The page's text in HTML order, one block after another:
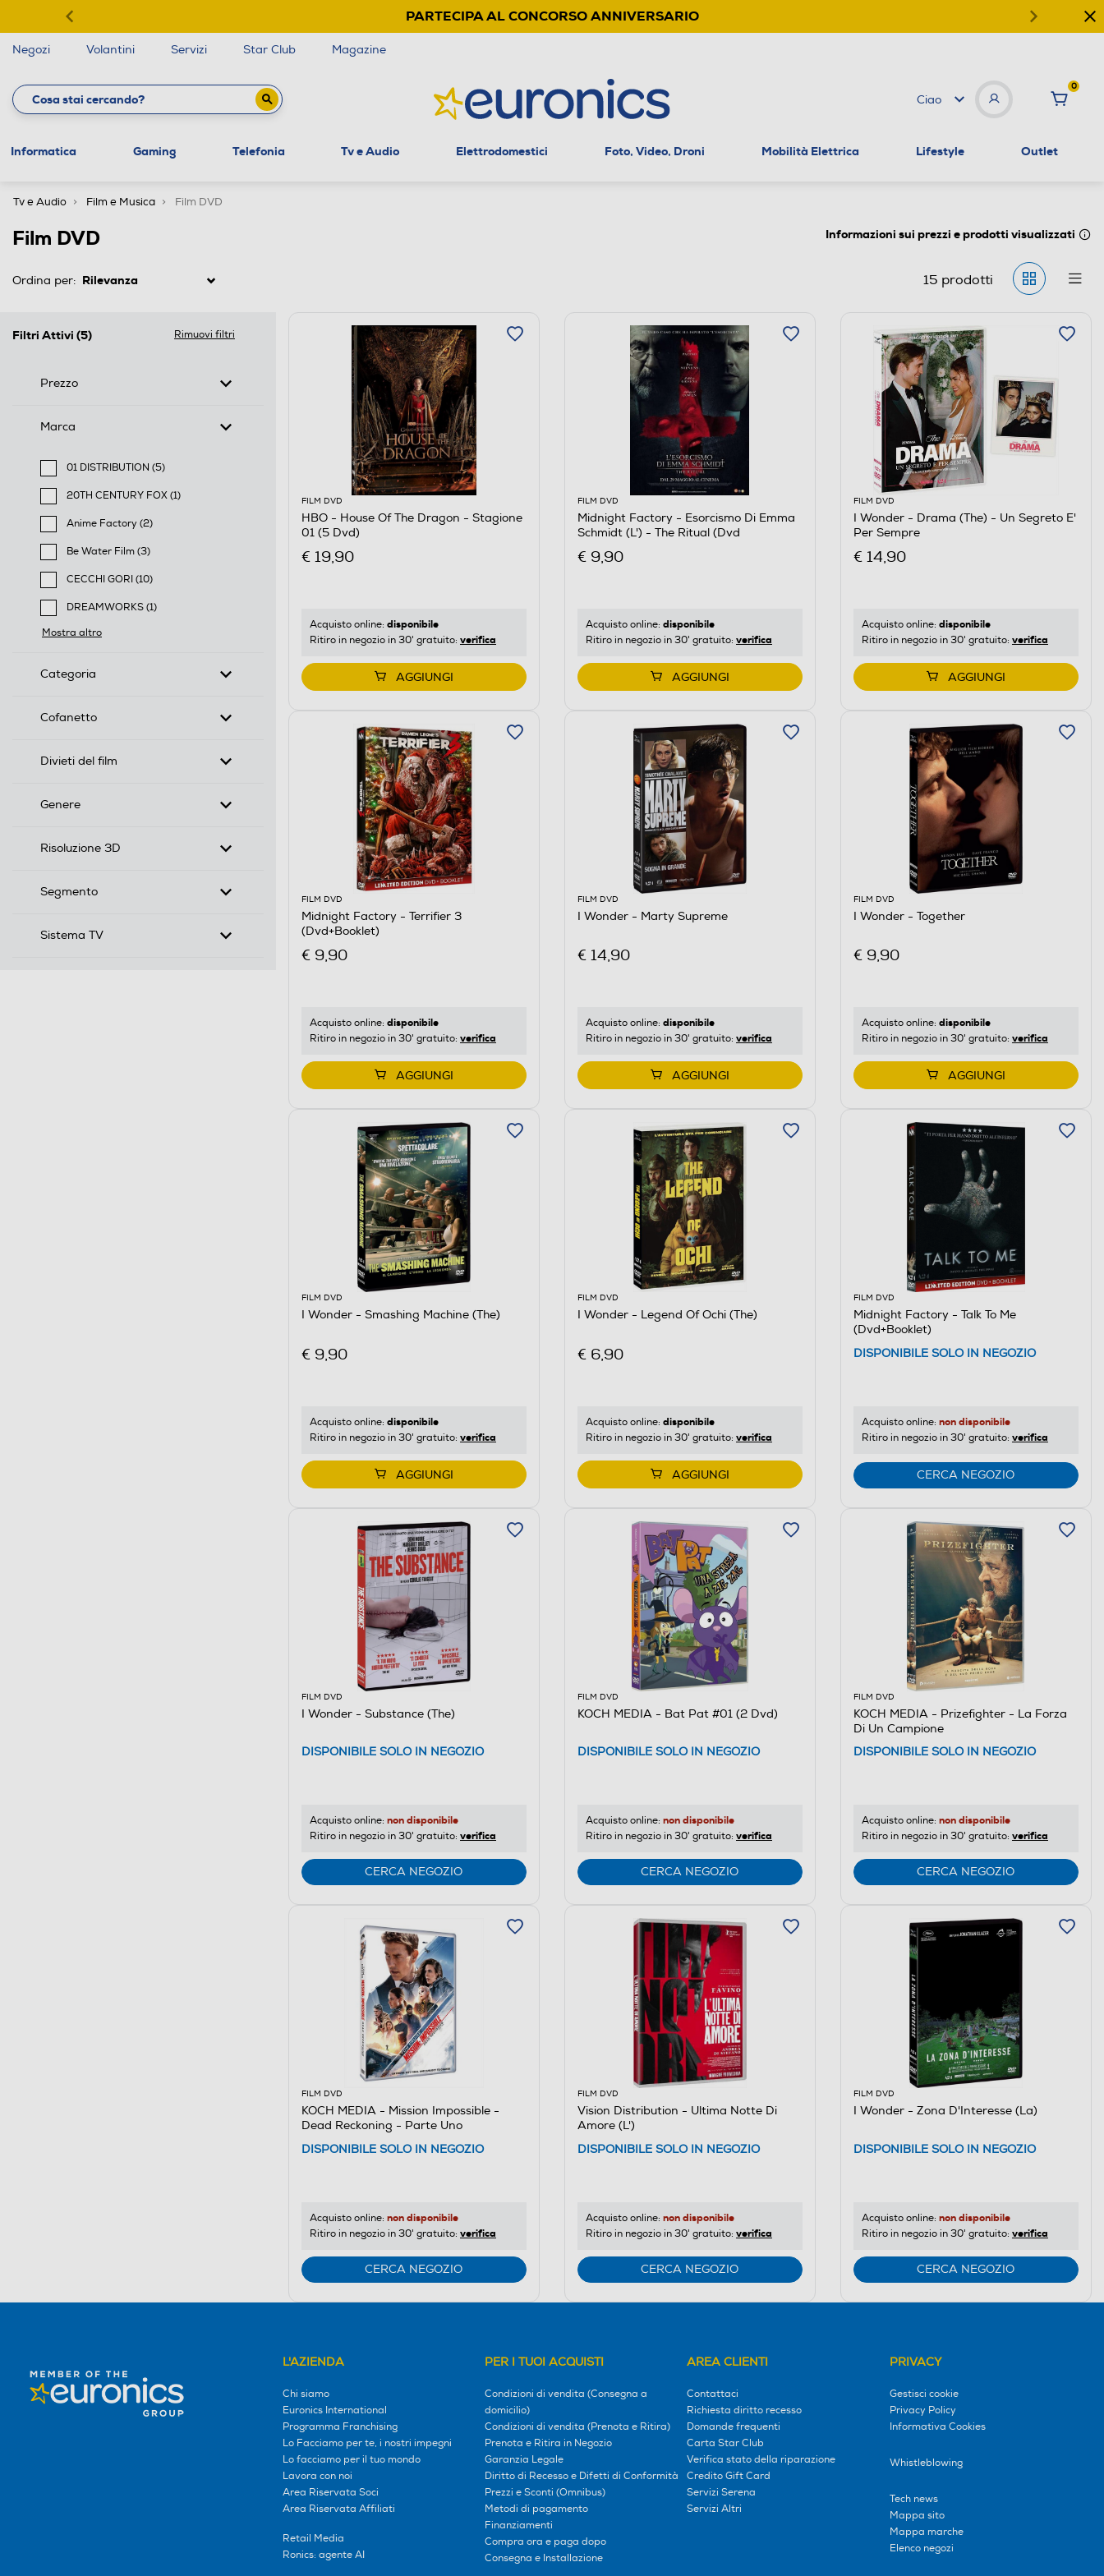
PARTECIPA AL CONCORSO ANNIVERSARIO
Negozi Volantini Servizi Star Club Magazine
Ciao
0
Informatica Gaming Telefonia Tv e Audio Elettrodomestici Foto, Video, Droni Mobilità Elettrica Lifestyle Outlet
Tv e Audio Film e Musica Film DVD
Film DVD Informazioni sui prezzi e prodotti visualizzati
Ordina per: 15 prodotti
Filtri Attivi (5) Rimuovi filtri
Prezzo
Marca
01 DISTRIBUTION (5)
Filtra per Marca: 01 DISTRIBUTION
20TH CENTURY FOX (1)
Filtra per Marca: 20TH CENTURY FOX
Anime Factory (2)
Filtra per Marca: Anime Factory
Be Water Film (3)
Filtra per Marca: Be Water Film
CECCHI GORI (10)
Filtra per Marca: CECCHI GORI
DREAMWORKS (1)
Filtra per Marca: DREAMWORKS
Mostra altro
Categoria
Cofanetto
Divieti del film
Genere
Risoluzione 3D
Segmento
Sistema TV
FILM DVD
HBO - House Of The Dragon - Stagione
01 (5 Dvd)
€ 19,90
Acquisto online: disponibile
Ritiro in negozio in 30' gratuito: verifica
AGGIUNGI
FILM DVD
Midnight Factory - Esorcismo Di Emma
Schmidt (L') - The Ritual (Dvd
€ 9,90
Acquisto online: disponibile
Ritiro in negozio in 30' gratuito: verifica
AGGIUNGI
FILM DVD
I Wonder - Drama (The) - Un Segreto E'
Per Sempre
€ 14,90
Acquisto online: disponibile
Ritiro in negozio in 30' gratuito: verifica
AGGIUNGI
FILM DVD
Midnight Factory - Terrifier 3
(Dvd+Booklet)
€ 9,90
Acquisto online: disponibile
Ritiro in negozio in 30' gratuito: verifica
AGGIUNGI
FILM DVD
I Wonder - Marty Supreme
€ 14,90
Acquisto online: disponibile
Ritiro in negozio in 30' gratuito: verifica
AGGIUNGI
FILM DVD
I Wonder - Together
€ 9,90
Acquisto online: disponibile
Ritiro in negozio in 30' gratuito: verifica
AGGIUNGI
FILM DVD
I Wonder - Smashing Machine (The)
€ 9,90
Acquisto online: disponibile
Ritiro in negozio in 30' gratuito: verifica
AGGIUNGI
FILM DVD
I Wonder - Legend Of Ochi (The)
€ 6,90
Acquisto online: disponibile
Ritiro in negozio in 30' gratuito: verifica
AGGIUNGI
FILM DVD
Midnight Factory - Talk To Me
(Dvd+Booklet)
DISPONIBILE SOLO IN NEGOZIO
Acquisto online: non disponibile
Ritiro in negozio in 30' gratuito: verifica
CERCA NEGOZIO
FILM DVD
I Wonder - Substance (The)
DISPONIBILE SOLO IN NEGOZIO
Acquisto online: non disponibile
Ritiro in negozio in 30' gratuito: verifica
CERCA NEGOZIO
FILM DVD
KOCH MEDIA - Bat Pat #01 (2 Dvd)
DISPONIBILE SOLO IN NEGOZIO
Acquisto online: non disponibile
Ritiro in negozio in 30' gratuito: verifica
CERCA NEGOZIO
FILM DVD
KOCH MEDIA - Prizefighter - La Forza
Di Un Campione
DISPONIBILE SOLO IN NEGOZIO
Acquisto online: non disponibile
Ritiro in negozio in 30' gratuito: verifica
CERCA NEGOZIO
FILM DVD
KOCH MEDIA - Mission Impossible -
Dead Reckoning - Parte Uno
DISPONIBILE SOLO IN NEGOZIO
Acquisto online: non disponibile
Ritiro in negozio in 30' gratuito: verifica
CERCA NEGOZIO
FILM DVD
Vision Distribution - Ultima Notte Di
Amore (L')
DISPONIBILE SOLO IN NEGOZIO
Acquisto online: non disponibile
Ritiro in negozio in 30' gratuito: verifica
CERCA NEGOZIO
FILM DVD
I Wonder - Zona D'Interesse (La)
DISPONIBILE SOLO IN NEGOZIO
Acquisto online: non disponibile
Ritiro in negozio in 30' gratuito: verifica
CERCA NEGOZIO
L'AZIENDA
Chi siamo
Euronics International
Programma Franchising
Lo Facciamo per te, i nostri impegni
Lo facciamo per il tuo mondo
Lavora con noi
Area Riservata Soci
Area Riservata Affiliati
Retail Media
Ronics: agente AI
PER I TUOI ACQUISTI
Condizioni di vendita (Consegna a
domicilio)
Condizioni di vendita (Prenota e Ritira)
Prenota e Ritira in Negozio
Garanzia Legale
Diritto di Recesso e Difetti di Conformità
Prezzi e Sconti (Omnibus)
Metodi di pagamento
Finanziamenti
Compra ora e paga dopo
Consegna e Installazione
AREA CLIENTI
Contattaci
Richiesta diritto recesso
Domande frequenti
Carta Star Club
Verifica stato della riparazione
Credito Gift Card
Servizi Serena
Servizi Altri
PRIVACY
Gestisci cookie
Privacy Policy
Informativa Cookies
Whistleblowing
Tech news
Mappa sito
Mappa marche
Elenco negozi